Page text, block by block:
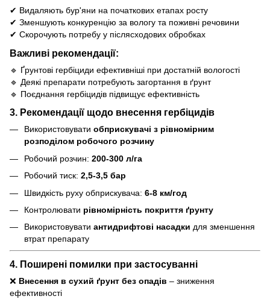
✔ Видаляють бур'яни на початкових етапах росту
✔ Зменшують конкуренцію за вологу та поживні речовини
✔ Скорочують потребу у післясходових обробках
Важливі рекомендації:
🔹 Ґрунтові гербіциди ефективніші при достатній вологості
🔹 Деякі препарати потребують загортання в ґрунт
🔹 Поєднання гербіцидів підвищує ефективність
3. Рекомендації щодо внесення гербіцидів
Використовувати обприскувачі з рівномірним
розподілом робочого розчину
Робочий розчин: 200-300 л/га
Робочий тиск: 2,5-3,5 бар
Швидкість руху обприскувача: 6-8 км/год
Контролювати рівномірність покриття ґрунту
Використовувати антидрифтові насадки для зменшення
втрат препарату
4. Поширені помилки при застосуванні
❌ Внесення в сухий ґрунт без опадів – зниження
ефективності